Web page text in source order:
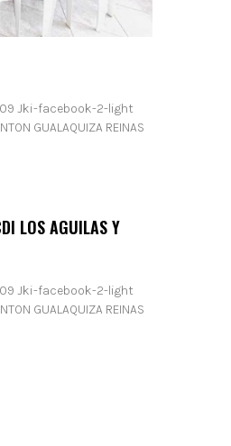
Jki-facebook-2-light
GUALAQUIZA REINAS
LOS AGUILAS Y
Jki-facebook-2-light
GUALAQUIZA REINAS